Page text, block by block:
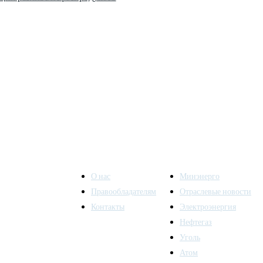
О нас
Правообладателям
Контакты
Минэнерго
Отраслевые новости
Электроэнергия
Нефтегаз
Уголь
Атом